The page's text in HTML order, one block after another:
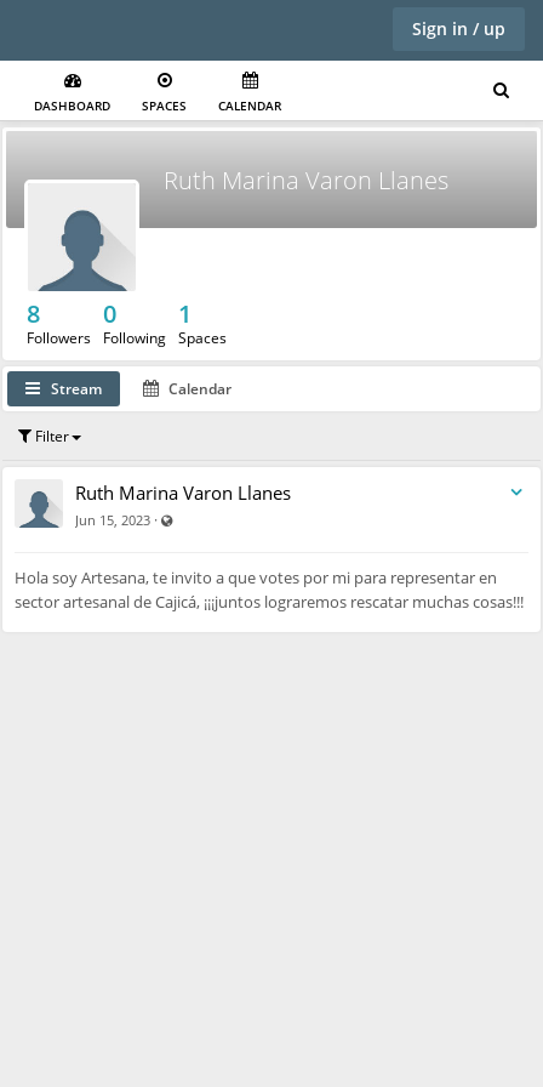
Sign in / up
DASHBOARD SPACES CALENDAR
Ruth Marina Varon Llanes
8
Followers
0
Following
1
Spaces
Stream Calendar
Filter
Ruth Marina Varon Llanes
Jun 15, 2023 ·
Hola soy Artesana, te invito a que votes por mi para representar en
sector artesanal de Cajicá, ¡¡¡juntos lograremos rescatar muchas cosas!!!